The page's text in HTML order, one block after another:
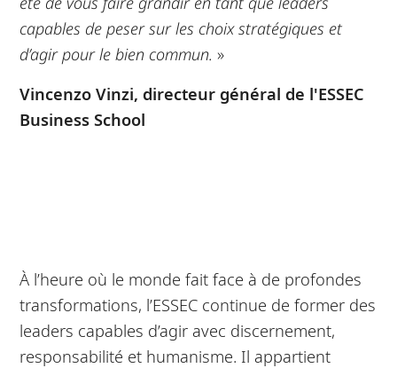
capables de peser sur les choix stratégiques et
d’agir pour le bien commun. »
Vincenzo Vinzi, directeur général de l'ESSEC
Business School
À l’heure où le monde fait face à de profondes
transformations, l’ESSEC continue de former des
leaders capables d’agir avec discernement,
responsabilité et humanisme. Il appartient